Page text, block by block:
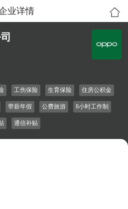
业详情
工伤保险 生育保险 住房公积金
带薪年假 公费旅游 8小时工作制
通信补贴